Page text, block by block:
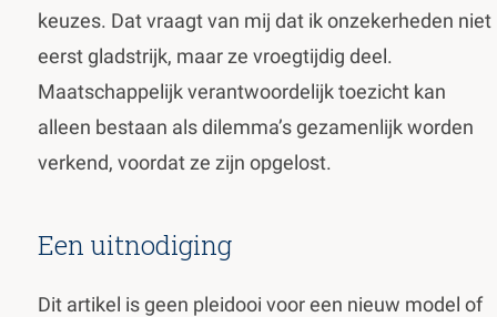
keuzes. Dat vraagt van mij dat ik onzekerheden niet
eerst gladstrijk, maar ze vroegtijdig deel.
Maatschappelijk verantwoordelijk toezicht kan
alleen bestaan als dilemma’s gezamenlijk worden
verkend, voordat ze zijn opgelost.
Een uitnodiging
Dit artikel is geen pleidooi voor een nieuw model of